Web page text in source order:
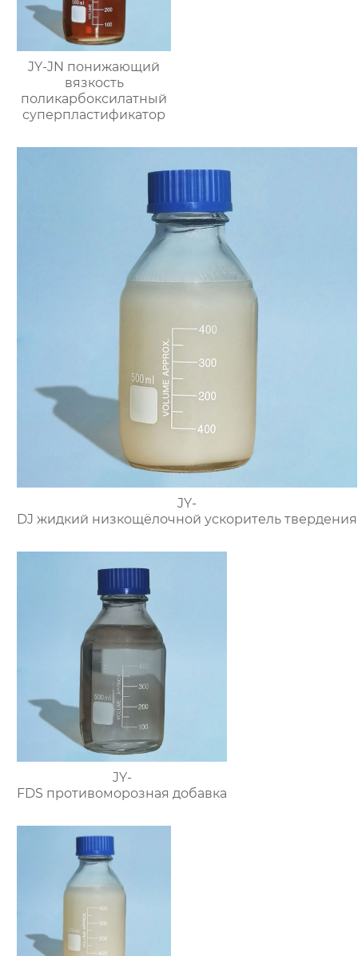
JY-JN понижающий
вязкость
поликарбоксилатный
суперпластификатор
JY-
DJ жидкий низкощёлочной ускоритель твердения
JY-
FDS противоморозная добавка